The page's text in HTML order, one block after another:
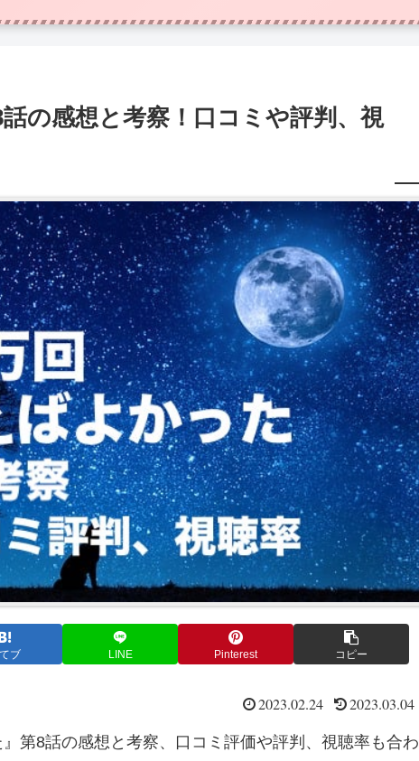
の感想と考察！口コミや評判、視
ブ LINE Pinterest コピー
2023.02.24 2023.03.04
第8話の感想と考察、口コミ評価や評判、視聴率も合わ